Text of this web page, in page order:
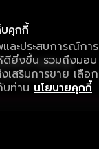
บคุกกี้
ละประสบการณ์การ
ดียิ่งขึ้น รวมถึงมอบ
เสริมการขาย เลือก
บท่าน นโยบายคุกกี้
หลกว่า ไม่มีสะดุด
อการรับชมที่ดีกว่า